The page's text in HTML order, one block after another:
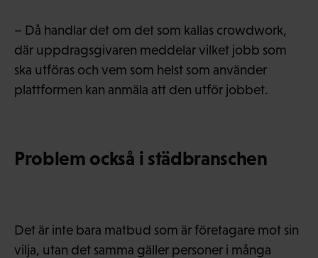
– Då handlar det om det som kallas crowdwork,
där uppdragsgivaren meddelar vilket jobb som
ska utföras och vem som helst som använder
plattformen kan anmäla att den utför jobbet.
Problem också i städbranschen
Det är inte bara matbud som är företagare mot sin
vilja, utan det samma gäller personer i många